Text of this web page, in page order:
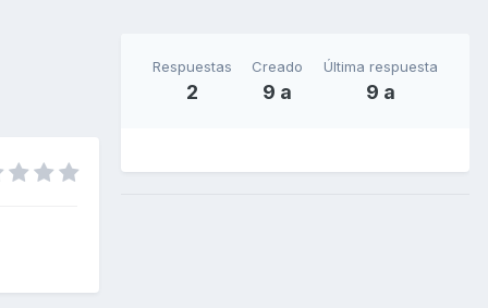
Respuestas
2
Creado
9 a
Última respuesta
9 a